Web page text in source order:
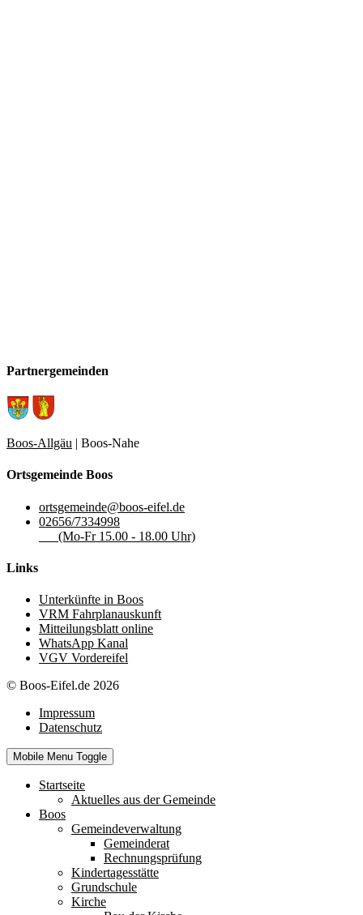
Partnergemeinden
Boos-Allgäu | Boos-Nahe
Ortsgemeinde Boos
ortsgemeinde@boos-eifel.de
02656/7334998
(Mo-Fr 15.00 - 18.00 Uhr)
Links
Unterkünfte in Boos
VRM Fahrplanauskunft
Mitteilungsblatt online
WhatsApp Kanal
VGV Vordereifel
© Boos-Eifel.de 2026
Impressum
Datenschutz
Mobile Menu Toggle
Startseite
Aktuelles aus der Gemeinde
Boos
Gemeindeverwaltung
Gemeinderat
Rechnungsprüfung
Kindertagesstätte
Grundschule
Kirche